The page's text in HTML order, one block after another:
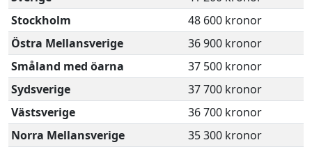
Stockholm
48 600 kronor
Östra Mellansverige
36 900 kronor
Småland med öarna
37 500 kronor
Sydsverige
37 700 kronor
Västsverige
36 700 kronor
Norra Mellansverige
35 300 kronor